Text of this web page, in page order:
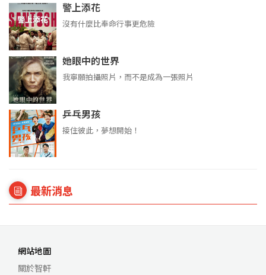
警上添花
沒有什麼比奉命行事更危險
她眼中的世界
我寧願拍攝照片，而不是成為一張照片
乒乓男孩
接住彼此，夢想開始！
最新消息
網站地圖
關於智軒